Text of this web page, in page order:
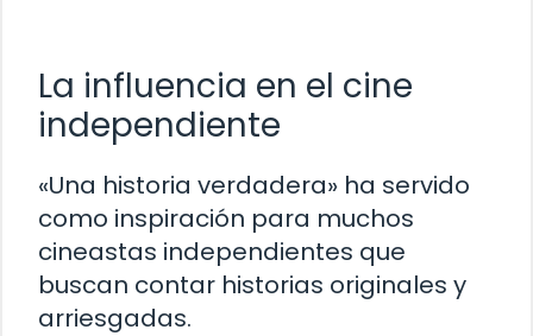
La influencia en el cine
independiente
«Una historia verdadera» ha servido
como inspiración para muchos
cineastas independientes que
buscan contar historias originales y
arriesgadas.